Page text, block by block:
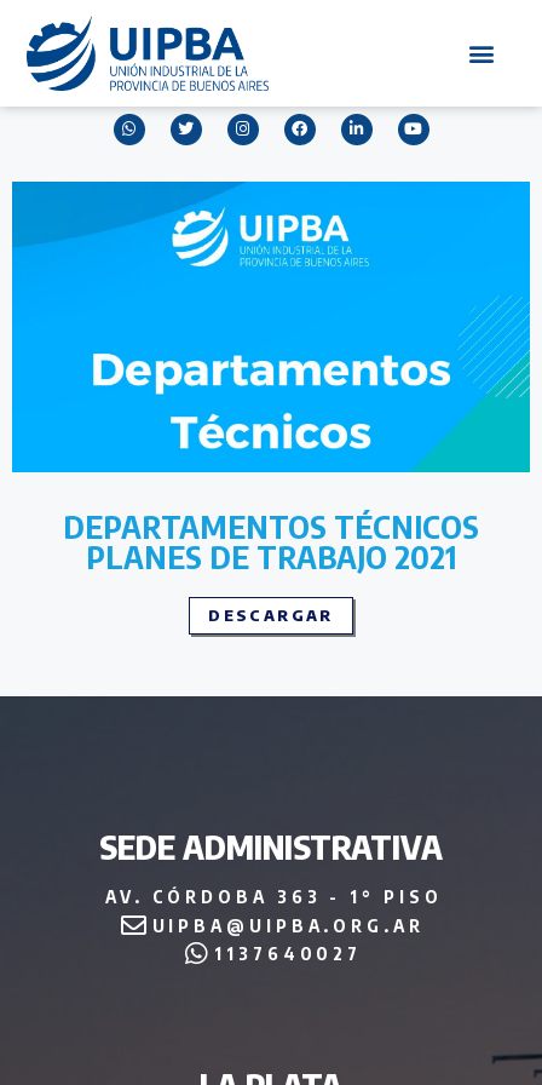
DEPARTAMENTOS TÉCNICOS
PLANES DE TRABAJO 2021
DESCARGAR
SEDE ADMINISTRATIVA
AV. CÓRDOBA 363 - 1° PISO
UIPBA@UIPBA.ORG.AR
1137640027